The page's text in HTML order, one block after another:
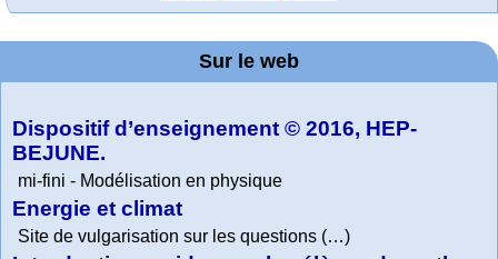
Arts-Scènes
Wolfram
Demonstrations
Project. College
Physics
Wolfram
Mathematica
Tutorial
Collection
Wolfram web
resources
TED Talks
Office fédéral de
la statistique
WolframTones :
Generate a
Composition
La société 2018
expliquée à mon
grand-père
Wolfram
Education Portal
Sur le web
Dispositif d’enseignement © 2016, HEP-
BEJUNE.
mi-fini - Modélisation en physique
Energie et climat
Site de vulgarisation sur les questions (…)